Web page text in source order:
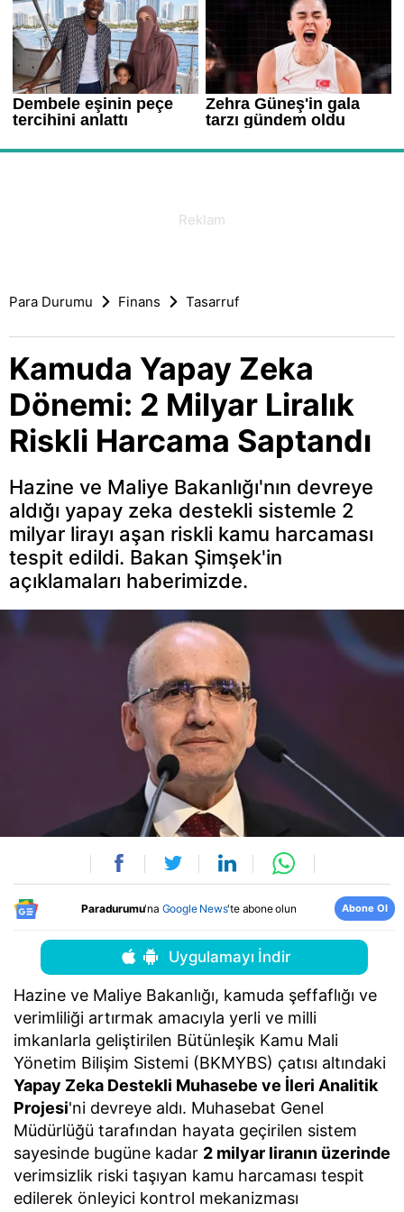
Para Durumu Finans Tasarruf
Kamuda Yapay Zeka
Dönemi: 2 Milyar Liralık
Riskli Harcama Saptandı
Hazine ve Maliye Bakanlığı'nın devreye
aldığı yapay zeka destekli sistemle 2
milyar lirayı aşan riskli kamu harcaması
tespit edildi. Bakan Şimşek'in
açıklamaları haberimizde.
Paradurumu'na Google News'te abone olun Abone Ol
Uygulamayı İndir
Hazine ve Maliye Bakanlığı, kamuda şeffaflığı ve
verimliliği artırmak amacıyla yerli ve milli
imkanlarla geliştirilen Bütünleşik Kamu Mali
Yönetim Bilişim Sistemi (BKMYBS) çatısı altındaki
Yapay Zeka Destekli Muhasebe ve İleri Analitik
Projesi'ni devreye aldı. Muhasebat Genel
Müdürlüğü tarafından hayata geçirilen sistem
sayesinde bugüne kadar 2 milyar liranın üzerinde
verimsizlik riski taşıyan kamu harcaması tespit
edilerek önleyici kontrol mekanizması